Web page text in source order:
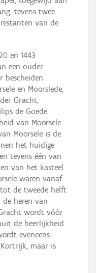
tevens twee
van de
en 1443
een ouder
bescheiden
en Moorslede,
Gracht,
de Goede.
van Moorsele
Moorsele is de
het huidige
tevens één van
van het kasteel
waren vanaf
de tweede helft
heren van
wordt vóór
de heerlijkheid
eveneens
maar is